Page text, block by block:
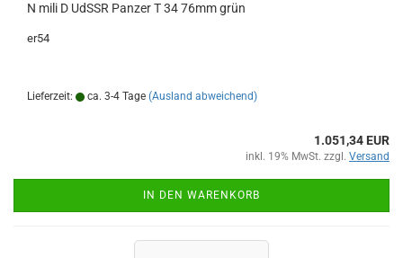
N mili D UdSSR Panzer T 34 76mm grün
er54
Lieferzeit: ca. 3-4 Tage (Ausland abweichend)
1.051,34 EUR
inkl. 19% MwSt. zzgl. Versand
IN DEN WARENKORB